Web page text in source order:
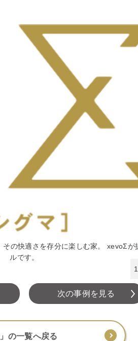
の快適さを存分に楽しむ家。 xevoΣが
ルです。
1
次の事例を見る
」の一覧へ戻る